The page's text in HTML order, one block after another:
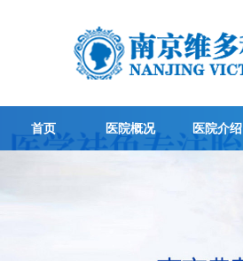
首页 医院概况 医院介绍